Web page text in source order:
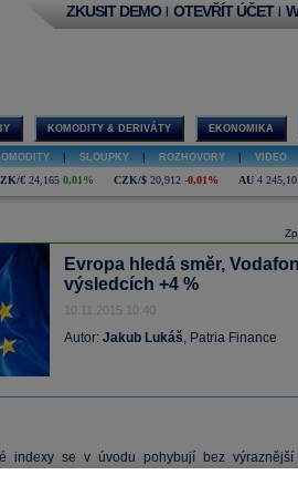
ZKUSIT DEMO | OTEVŘÍT ÚČET |
KOMODITY & DERIVÁTY EKONOMIKA
SLOUPKY ROZHOVORY VIDEO
€ 24,165 0,01% CZK/$ 20,912 -0,01% AU 4 245,10
Evropa hledá směr,
výsledcích +4 %
10.11.2015 10:40
Autor: Jakub Lukáš, Patria Finance
indexy se v úvodu pohybují bez